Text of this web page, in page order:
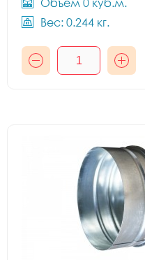
Объём 0 куб.м.
Вес: 0.244 кг.